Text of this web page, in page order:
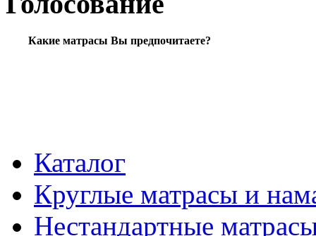
Какие матрасы Вы предпочитаете?
Каталог
Круглые матрасы и
Нестандартные